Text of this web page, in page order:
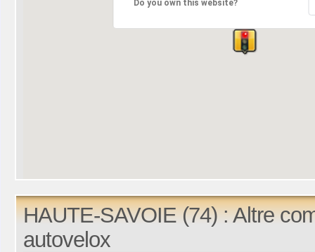
Do you own this website?
HAUTE-SAVOIE (74) : Altre
autovelox